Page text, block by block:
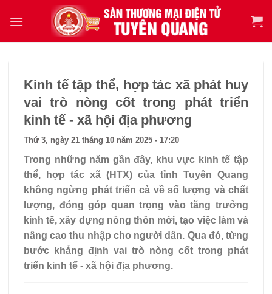
Kinh tế tập thể, hợp tác xã phát huy
vai trò nòng cốt trong phát triển
kinh tế - xã hội địa phương
Thứ 3, ngày 21 tháng 10 năm 2025 - 17:20
Trong những năm gần đây, khu vực kinh tế tập
thể, hợp tác xã (HTX) của tỉnh Tuyên Quang
không ngừng phát triển cả về số lượng và chất
lượng, đóng góp quan trọng vào tăng trưởng
kinh tế, xây dựng nông thôn mới, tạo việc làm và
nâng cao thu nhập cho người dân. Qua đó, từng
bước khẳng định vai trò nòng cốt trong phát
triển kinh tế - xã hội địa phương.